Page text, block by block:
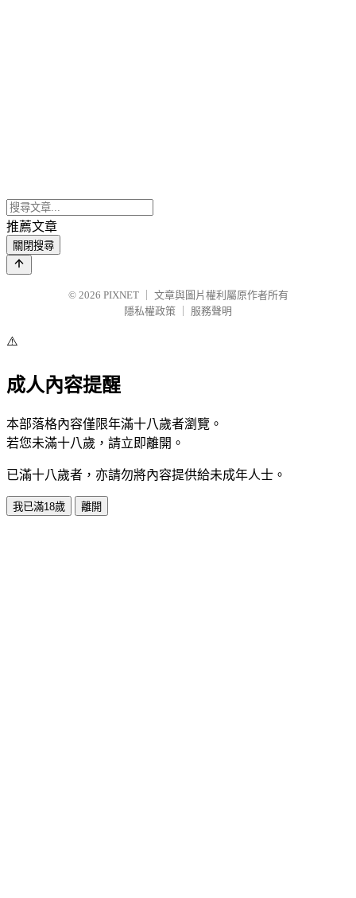
推薦文章
關閉搜尋
© 2026 PIXNET
文章與圖片權利屬原作者所有
隱私權政策
服務聲明
⚠️
成人內容提醒
本部落格內容僅限年滿十八歲者瀏覽。
若您未滿十八歲，請立即離開。
已滿十八歲者，亦請勿將內容提供給未成年人士。
我已滿18歲 離開